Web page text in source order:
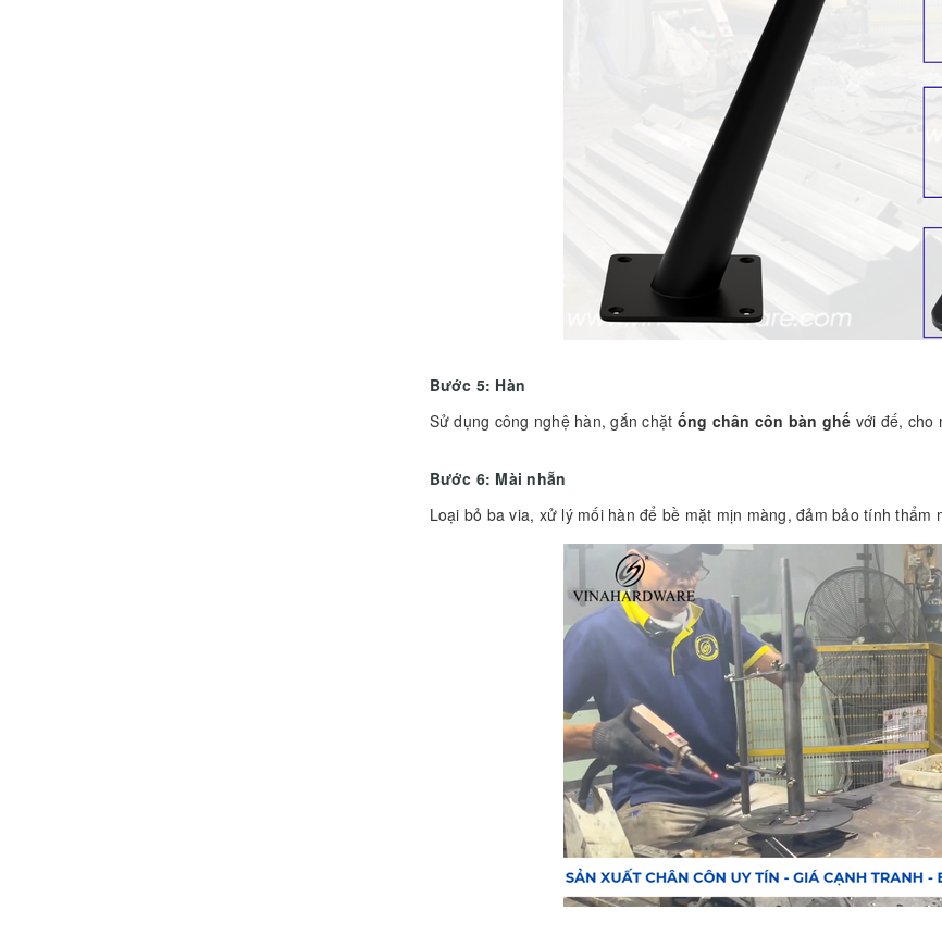
Bước 5: Hàn
Sử dụng công nghệ hàn, gắn chặt ống chân côn bàn ghế với đế, cho
Bước 6: Mài nhẵn
Loại bỏ ba via, xử lý mối hàn để bề mặt mịn màng, đảm bảo tính thẩm